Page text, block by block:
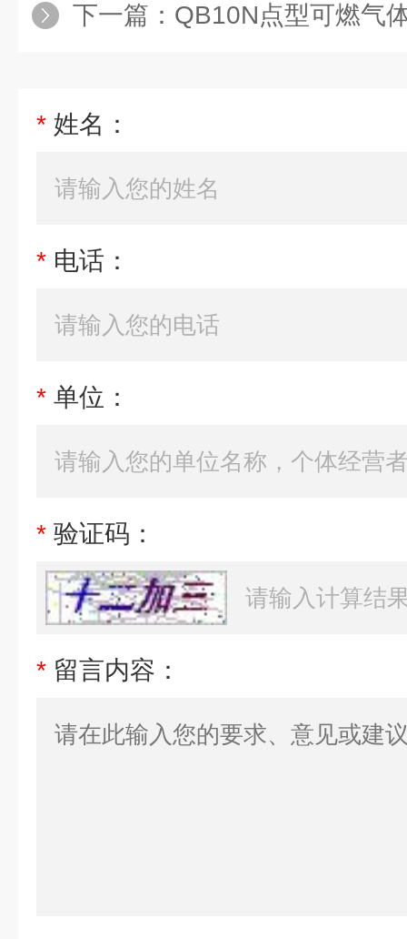
下一篇： QB10N点型可燃气体探
* 姓名：
* 电话：
* 单位：
* 验证码：
* 留言内容：